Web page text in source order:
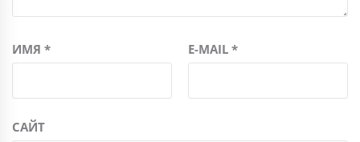
ИМЯ* E-MAIL*
САЙТ